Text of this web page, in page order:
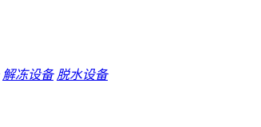
解冻设备 脱水设备